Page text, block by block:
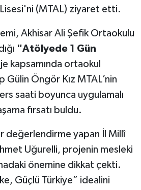
(MTAL) ziyaret etti.
Akhisar Ali Şefik Ortaokulu
"Atölyede 1 Gün
kapsamında ortaokul
Öngör Kız MTAL’nin
saati boyunca uygulamalı
fırsatı buldu.
değerlendirme yapan İl Millî
Uğurelli, projenin mesleki
önemine dikkat çekti.
Güçlü Türkiye” idealini